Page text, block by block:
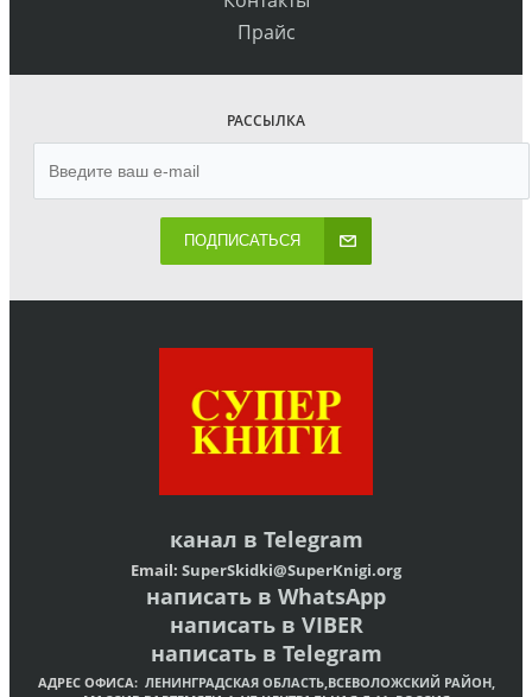
Прайс
РАССЫЛКА
ПОДПИСАТЬСЯ
канал в Telegram
Email: SuperSkidki@SuperKnigi.org
написать в WhatsApp
написать в VIBER
написать в Telegram
АДРЕС ОФИСА: ЛЕНИНГРАДСКАЯ ОБЛАСТЬ,ВСЕВОЛОЖСКИЙ РАЙОН,